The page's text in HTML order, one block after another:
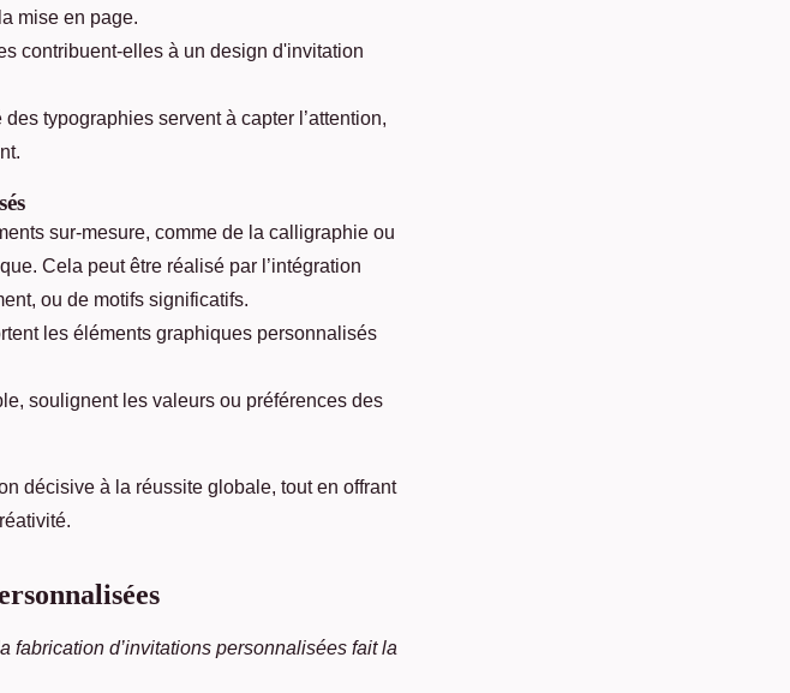
mise en page.
contribuent-elles à un design d'invitation
typographies servent à capter l’attention,
sur-mesure, comme de la calligraphie ou
Cela peut être réalisé par l’intégration
ou de motifs significatifs.
les éléments graphiques personnalisés
soulignent les valeurs ou préférences des
décisive à la réussite globale, tout en offrant
fabrication d’invitations personnalisées fait la